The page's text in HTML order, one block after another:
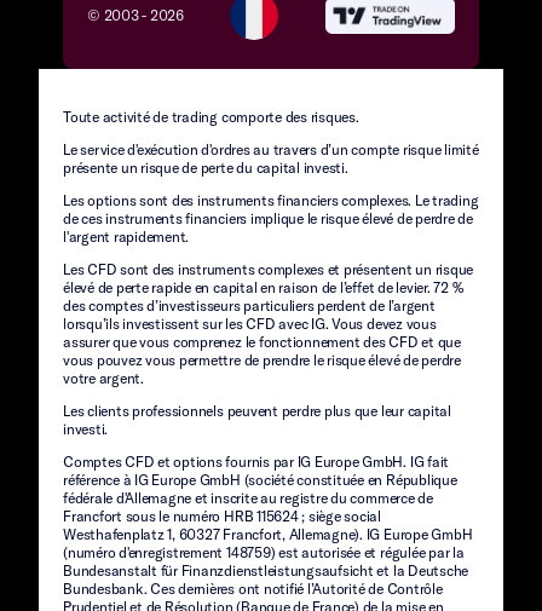
© 2003 - 2026
Toute activité de trading comporte des risques.
Le service d'exécution d'ordres au travers d’un compte risque limité
présente un risque de perte du capital investi.
Les options sont des instruments financiers complexes. Le trading
de ces instruments financiers implique le risque élevé de perdre de
l'argent rapidement.
Les CFD sont des instruments complexes et présentent un risque
élevé de perte rapide en capital en raison de l’effet de levier. 72 %
des comptes d’investisseurs particuliers perdent de l’argent
lorsqu’ils investissent sur les CFD avec IG. Vous devez vous
assurer que vous comprenez le fonctionnement des CFD et que
vous pouvez vous permettre de prendre le risque élevé de perdre
votre argent.
Les clients professionnels peuvent perdre plus que leur capital
investi.
Comptes CFD et options fournis par IG Europe GmbH. IG fait
référence à IG Europe GmbH (société constituée en République
fédérale d'Allemagne et inscrite au registre du commerce de
Francfort sous le numéro HRB 115624 ; siège social
Westhafenplatz 1, 60327 Francfort, Allemagne). IG Europe GmbH
(numéro d'enregistrement 148759) est autorisée et régulée par la
Bundesanstalt für Finanzdienstleistungsaufsicht et la Deutsche
Bundesbank. Ces dernières ont notifié l’Autorité de Contrôle
Prudentiel et de Résolution (Banque de France) de la mise en